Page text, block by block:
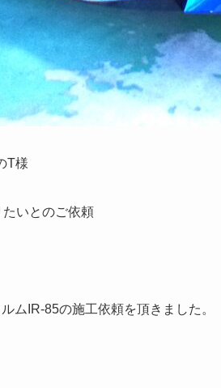
T様
いとのご依頼
ムIR-85の施工依頼を頂きました。